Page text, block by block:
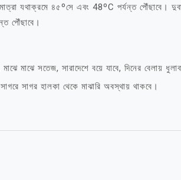
যথাক্রমে ৪৫ºসে এবং 48ºC পর্যন্ত পৌঁছাবে।
পৌঁছাবে।
মাঝে সতেজ, সারাদেশে বয়ে যাবে, দিনের বেলায়
সাগর হালকা থেকে মাঝারি অবস্থায় থাকবে।